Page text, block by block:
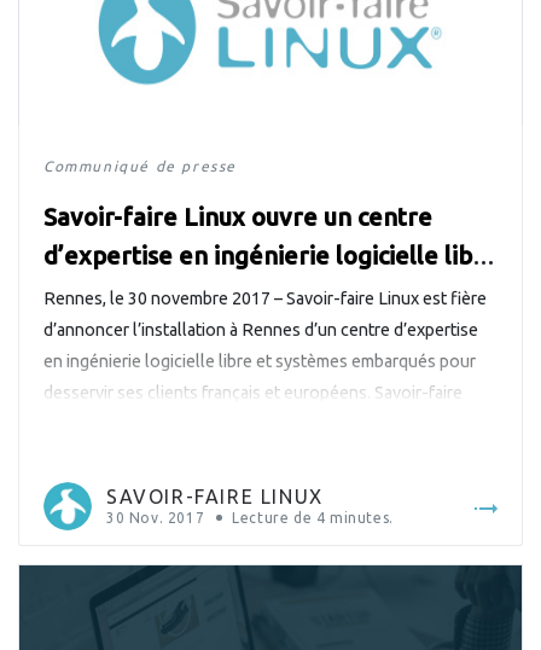
Communiqué de presse
Savoir-faire Linux ouvre un centre
d’expertise en ingénierie logicielle libre
et systèmes embarqués à Rennes
Rennes, le 30 novembre 2017 – Savoir-faire Linux est fière
d’annoncer l’installation à Rennes d’un centre d’expertise
en ingénierie logicielle libre et systèmes embarqués pour
desservir ses clients français et européens. Savoir-faire
implantée en France depuis 2014. Elle a […]
SAVOIR-FAIRE LINUX
30 Nov. 2017 Lecture de 4 minutes.